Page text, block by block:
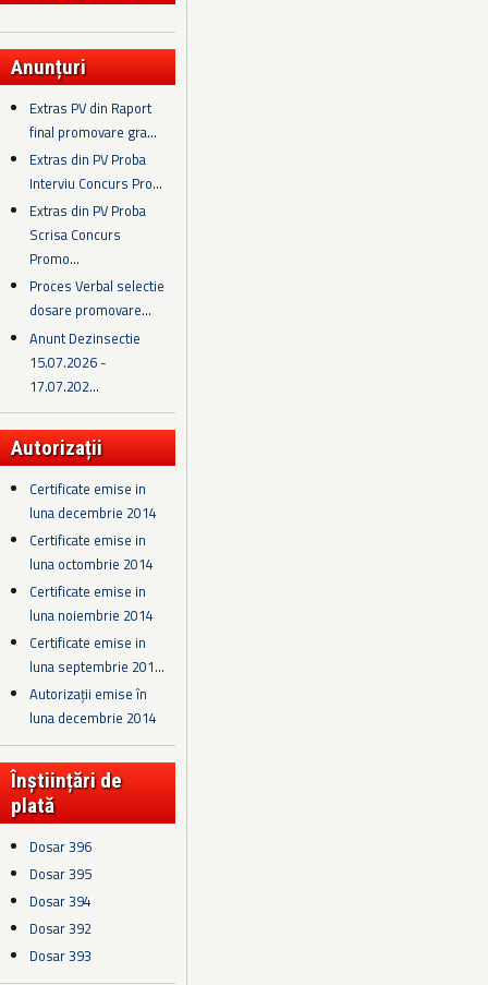
Anunțuri
Extras PV din Raport
final promovare gra...
Extras din PV Proba
Interviu Concurs Pro...
Extras din PV Proba
Scrisa Concurs
Promo...
Proces Verbal selectie
dosare promovare...
Anunt Dezinsectie
15.07.2026 -
17.07.202...
Autorizații
Certificate emise in
luna decembrie 2014
Certificate emise in
luna octombrie 2014
Certificate emise in
luna noiembrie 2014
Certificate emise in
luna septembrie 201...
Autorizații emise în
luna decembrie 2014
Înștiințări de
plată
Dosar 396
Dosar 395
Dosar 394
Dosar 392
Dosar 393